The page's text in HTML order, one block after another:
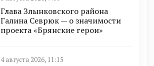
Глава Злынковского района
Галина Севрюк — о значимости
проекта «Брянские герои»
4 августа 2026, 11:15